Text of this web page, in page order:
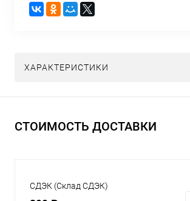
ХАРАКТЕРИСТИКИ
СТОИМОСТЬ ДОСТАВКИ
СДЭК (Склад СДЭК)